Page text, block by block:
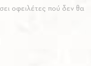
οφειλέτες πού δεν θα